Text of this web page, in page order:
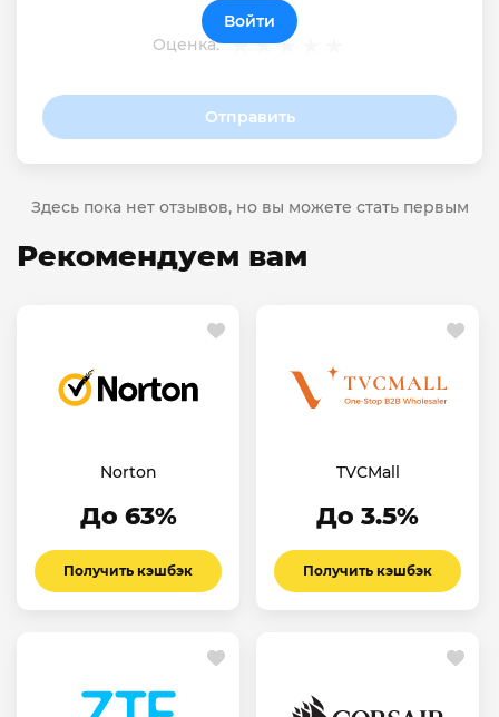
Оценка:
Отправить
Войти
Здесь пока нет отзывов, но вы можете стать первым
Рекомендуем вам
Norton
До 63%
Получить кэшбэк
TVCMall
До 3.5%
Получить кэшбэк